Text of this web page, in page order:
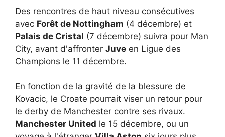
Des rencontres de haut niveau consécutives
avec Forêt de Nottingham (4 décembre) et
Palais de Cristal (7 décembre) suivra pour Man
City, avant d'affronter Juve en Ligue des
Champions le 11 décembre.
En fonction de la gravité de la blessure de
Kovacic, le Croate pourrait viser un retour pour
le derby de Manchester contre ses rivaux.
Manchester United le 15 décembre, ou un